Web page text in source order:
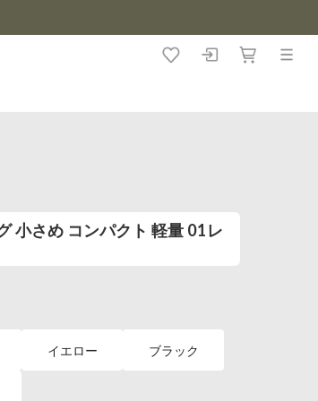
小さめ コンパクト 軽量 01レ
イエロー ブラック